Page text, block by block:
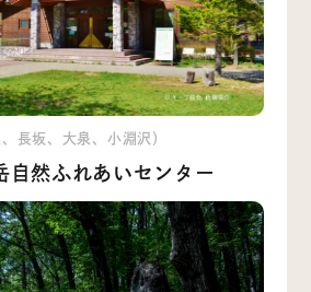
長坂、大泉、小淵沢）
自然ふれあいセンター